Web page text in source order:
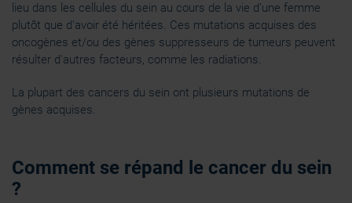
lieu dans les cellules du sein au cours de la vie d’une femme
plutôt que d'avoir été héritées. Ces mutations acquises des
oncogènes et/ou des gènes suppresseurs de tumeurs peuvent
résulter d'autres facteurs, comme les radiations.
La plupart des cancers du sein ont plusieurs mutations de
gènes acquises.
Comment se répand le cancer du sein
?